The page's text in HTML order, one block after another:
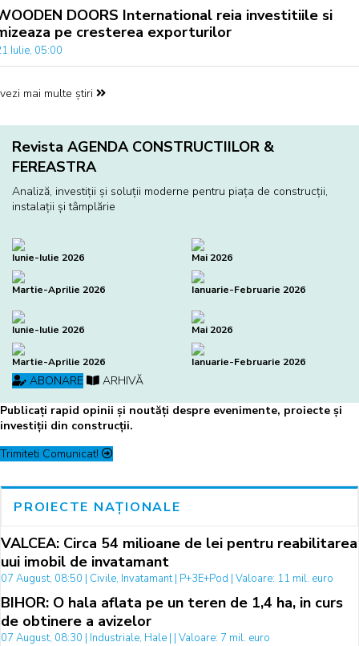
DOORS International reia investitiile si
pe cresterea exporturilor
Iulie, 05:00
vezi mai multe știri
Revista AGENDA CONSTRUCTIILOR &
FEREASTRA
Analiză, investiţii și soluţii moderne pentru piaţa de construcţii,
instalaţii și tâmplărie
Iunie-Iulie 2026 Mai 2026
Martie-Aprilie 2026 Ianuarie-Februarie 2026
Iunie-Iulie 2026 Mai 2026
Martie-Aprilie 2026 Ianuarie-Februarie 2026
ABONARE
ARHIVĂ
Publicați rapid opinii și noutăți despre evenimente, proiecte și
investiții din construcții.
Trimiteti Comunicat!
PROIECTE NAȚIONALE
VALCEA: Circa 54 milioane de lei pentru reabilitarea
uui imobil de invatamant
07 August, 08:50 | Civile, Invatamant | P+3E+Pod | Valoare: 11 mil. euro
BIHOR: O hala aflata pe un teren de 1,4 ha, in curs
de obtinere a avizelor
07 August, 08:30 | Industriale, Hale | | Valoare: 7 mil. euro